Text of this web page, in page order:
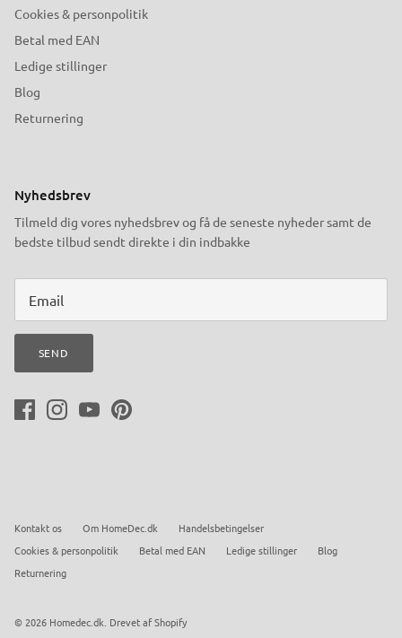
Cookies & personpolitik
Betal med EAN
Ledige stillinger
Blog
Returnering
Nyhedsbrev
Tilmeld dig vores nyhedsbrev og få de seneste nyheder samt de
bedste tilbud sendt direkte i din indbakke
SEND
Kontakt os Om HomeDec.dk
Handelsbetingelser
Cookies & personpolitik
Betal med EAN Ledige stillinger
Blog
Returnering
© 2026 Homedec.dk Drevet af Shopify